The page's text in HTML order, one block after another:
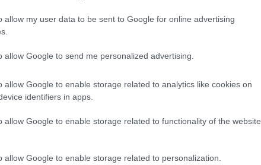
allow my user data to be sent to Google for online advertising
allow Google to send me personalized advertising.
allow Google to enable storage related to analytics like cookies on
identifiers in apps.
allow Google to enable storage related to functionality of the website
allow Google to enable storage related to personalization.
e mondjuk Max Verstappen
gondolom, hogy most sok csapatnál van
van két erős versenyzőre, hogy
alatt.”
kell dolgoznotok. Szóval majd
években.” A korábbi világbajnok,